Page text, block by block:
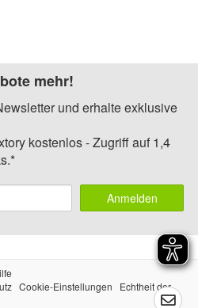
mehr!
und erhalte exklusive
kostenlos - Zugriff auf 1,4
Anmelden
Cookie-Einstellungen
Echtheit der